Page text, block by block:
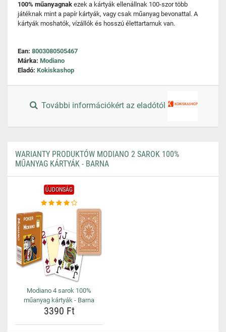
100% műanyagnak ezek a kártyák ellenállnak 100-szor több
játéknak mint a papír kártyák, vagy csak műanyag bevonattal. A
kártyák moshatók, vízállók és hosszú élettartamuk van.
Ean: 8003080505467
Márka: Modiano
Eladó: Kokiskashop
További információkért az eladótól
WARIANTY PRODUKTÓW MODIANO 2 SAROK 100%
MŰANYAG KÁRTYÁK - BARNA
ÚJDONSÁG
Modiano 4 sarok 100%
műanyag kártyák - Barna
3390 Ft